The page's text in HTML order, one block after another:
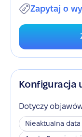
Zapytaj o
Konfiguracja
Dotyczy
Nieaktualna